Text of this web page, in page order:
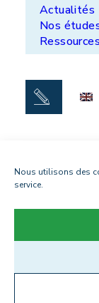
Nous utilisons des
service.
Actualités
Nos
Ressources
Carrières
Suivez-nous
Contact
Tous droits